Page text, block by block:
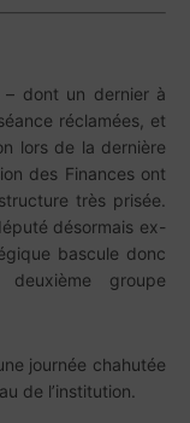
dont un dernier à
réclamées, et
lors de la dernière
des Finances ont
très prisée.
désormais ex-
bascule donc
groupe
journée chahutée
de l’institution.